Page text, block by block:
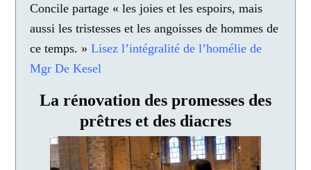
Concile partage « les joies et les espoirs, mais
aussi les tristesses et les angoisses de hommes de
ce temps. »Lisez l’intégralité de l’homélie de
Mgr De Kesel
La rénovation des promesses des
prêtres et des diacres